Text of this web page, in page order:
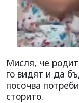
Мисля, че
го видят и да
посочва
сторито.